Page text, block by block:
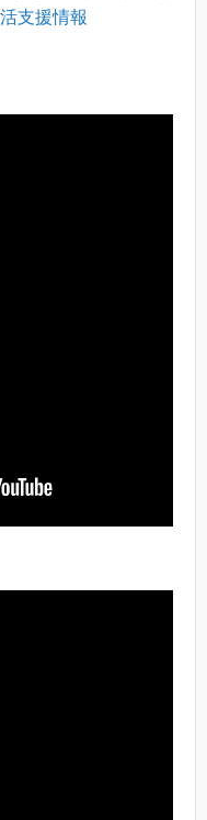
支援情報